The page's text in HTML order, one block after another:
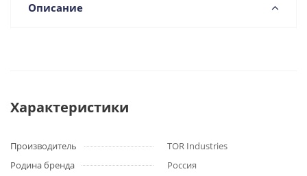
Описание
Характеристики
Производитель
TOR Industries
Родина бренда
Россия